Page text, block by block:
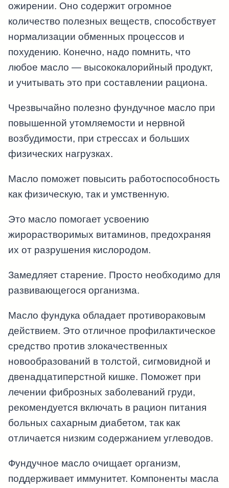
ожирении. Оно содержит огромное
количество полезных веществ, способствует
нормализации обменных процессов и
похудению. Конечно, надо помнить, что
любое масло — высококалорийный продукт,
и учитывать это при составлении рациона.
Чрезвычайно полезно фундучное масло при
повышенной утомляемости и нервной
возбудимости, при стрессах и больших
физических нагрузках.
Масло поможет повысить работоспособность
как физическую, так и умственную.
Это масло помогает усвоению
жирорастворимых витаминов, предохраняя
их от разрушения кислородом.
Замедляет старение. Просто необходимо для
развивающегося организма.
Масло фундука обладает противораковым
действием. Это отличное профилактическое
средство против злокачественных
новообразований в толстой, сигмовидной и
двенадцатиперстной кишке. Поможет при
лечении фиброзных заболеваний груди,
рекомендуется включать в рацион питания
больных сахарным диабетом, так как
отличается низким содержанием углеводов.
Фундучное масло очищает организм,
поддерживает иммунитет. Компоненты масла